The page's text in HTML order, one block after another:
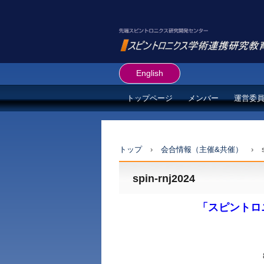
English
トップページ メンバー 運営委
トップ › 会合情報（主催&共催） ›
spin-rnj2024
「スピント